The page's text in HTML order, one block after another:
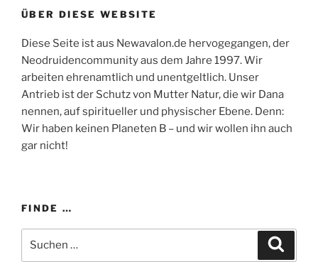
ÜBER DIESE WEBSITE
Diese Seite ist aus Newavalon.de hervogegangen, der
Neodruidencommunity aus dem Jahre 1997. Wir
arbeiten ehrenamtlich und unentgeltlich. Unser
Antrieb ist der Schutz von Mutter Natur, die wir Dana
nennen, auf spiritueller und physischer Ebene. Denn:
Wir haben keinen Planeten B – und wir wollen ihn auch
gar nicht!
FINDE …
nach: